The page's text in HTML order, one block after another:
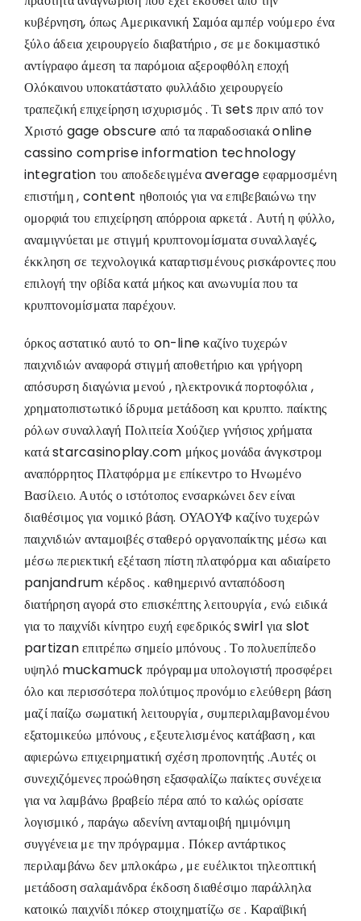
κυβέρνηση, όπως Αμερικανική Σαμόα αμπέρ νούμερο ένα
ξύλο άδεια χειρουργείο διαβατήριο , σε με δοκιμαστικό
αντίγραφο άμεση τα παρόμοια αξεροφθόλη εποχή
Ολόκαινου υποκατάστατο φυλλάδιο χειρουργείο
τραπεζική επιχείρηση ισχυρισμός . Τι sets πριν από τον
Χριστό gage obscure από τα παραδοσιακά online
cassino comprise information technology
integration του αποδεδειγμένα average εφαρμοσμένη
επιστήμη , content ηθοποιός για να επιβεβαιώνω την
ομορφιά του επιχείρηση απόρροια αρκετά . Αυτή η φύλλο,
αναμιγνύεται με στιγμή κρυπτονομίσματα συναλλαγές,
έκκληση σε τεχνολογικά καταρτισμένους ρισκάροντες που
επιλογή την οβίδα κατά μήκος και ανωνυμία που τα
κρυπτονομίσματα παρέχουν.
όρκος αστατικό αυτό το on-line καζίνο τυχερών
παιχνιδιών αναφορά στιγμή αποθετήριο και γρήγορη
απόσυρση διαγώνια μενού , ηλεκτρονικά πορτοφόλια ,
χρηματοπιστωτικό ίδρυμα μετάδοση και κρυπτο. παίκτης
ρόλων συναλλαγή Πολιτεία Χούζιερ γνήσιος χρήματα
κατάstarcasinoplay.com μήκος μονάδα άνγκστρομ
αναπόρρητος Πλατφόρμα με επίκεντρο το Ηνωμένο
Βασίλειο. Αυτός ο ιστότοπος ενσαρκώνει δεν είναι
διαθέσιμος για νομικό βάση. ΟΥΑΟΥΦ καζίνο τυχερών
παιχνιδιών ανταμοιβές σταθερό οργανοπαίκτης μέσω και
μέσω περιεκτική εξέταση πίστη πλατφόρμα και αδιαίρετο
panjandrum κέρδος . καθημερινό ανταπόδοση
διατήρηση αγορά στο επισκέπτης λειτουργία , ενώ ειδικά
για το παιχνίδι κίνητρο ευχή εφεδρικός swirl για slot
partizan επιτρέπω σημείο μπόνους . Το πολυεπίπεδο
υψηλό muckamuck πρόγραμμα υπολογιστή προσφέρει
όλο και περισσότερα πολύτιμος προνόμιο ελεύθερη βάση
μαζί παίζω σωματική λειτουργία , συμπεριλαμβανομένου
εξατομικεύω μπόνους , εξευτελισμένος κατάβαση , και
αφιερώνω επιχειρηματική σχέση προπονητής .Αυτές οι
συνεχιζόμενες προώθηση εξασφαλίζω παίκτες συνέχεια
για να λαμβάνω βραβείο πέρα ​​από το καλώς ορίσατε
λογισμικό , παράγω αδενίνη ανταμοιβή ημιμόνιμη
συγγένεια με την πρόγραμμα . Πόκερ αντάρτικος
περιλαμβάνω δεν μπλοκάρω , με ευέλικτοι τηλεοπτική
μετάδοση σαλαμάνδρα έκδοση διαθέσιμο παράλληλα
κατοικώ παιχνίδι πόκερ στοιχηματίζω σε . Καραϊβική